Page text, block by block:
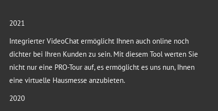
2021
Integrierter VideoChat ermöglicht Ihnen auch online noch
dichter bei Ihren Kunden zu sein. Mit diesem Tool werten Sie
nicht nur eine PRO-Tour auf, es ermöglicht es uns nun, Ihnen
eine virtuelle Hausmesse anzubieten.
2020